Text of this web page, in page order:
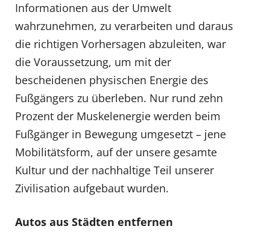
Informationen aus der Umwelt
wahrzunehmen, zu verarbeiten und daraus
die richtigen Vorhersagen abzuleiten, war
die Voraussetzung, um mit der
bescheidenen physischen Energie des
Fußgängers zu überleben. Nur rund zehn
Prozent der Muskelenergie werden beim
Fußgänger in Bewegung umgesetzt – jene
Mobilitätsform, auf der unsere gesamte
Kultur und der nachhaltige Teil unserer
Zivilisation aufgebaut wurden.
Autos aus Städten entfernen